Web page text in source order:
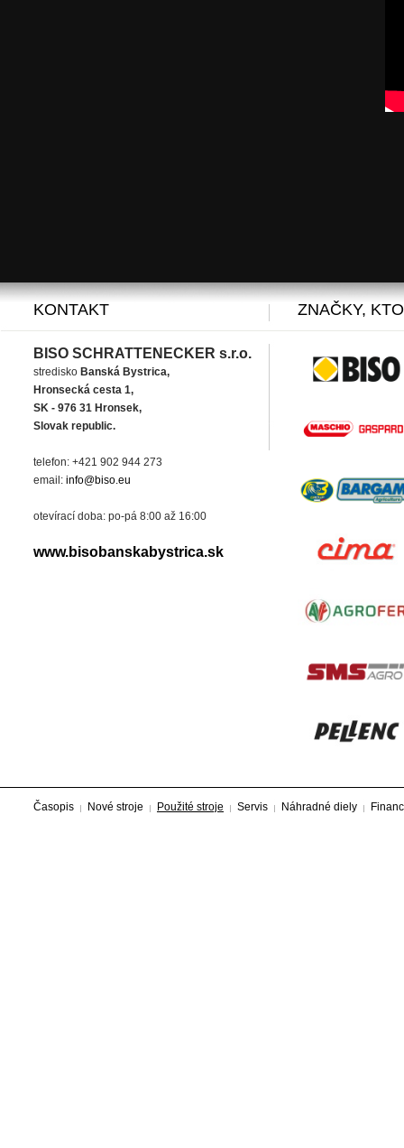
KONTAKT
BISO SCHRATTENECKER s.r.o.
stredisko Banská Bystrica,
Hronsecká cesta 1,
SK - 976 31 Hronsek,
Slovak republic.
telefon: +421 902 944 273
email: info@biso.eu
otevírací doba: po-pá 8:00 až 16:00
www.bisobanskabystrica.sk
ZNAČKY,
Časopis Nové stroje Použité stroje Servis Náhradné diely